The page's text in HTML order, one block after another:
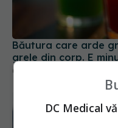
Băutura care arde
grele din corp. E
03 iul 2025, 11:16
DC Medical